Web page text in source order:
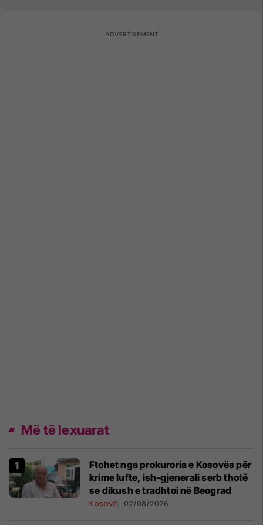
Më të lexuarat
Ftohet nga prokuroria e Kosovës për
krime lufte, ish-gjenerali serb thotë
se dikush e tradhtoi në Beograd
Kosovë 02/08/2026